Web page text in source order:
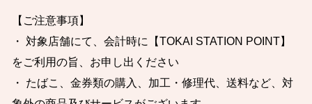
【ご注意事項】
・ 対象店舗にて、会計時に【TOKAI STATION POINT】
をご利用の旨、お申し出ください
・ たばこ、金券類の購入、加工・修理代、送料など、対